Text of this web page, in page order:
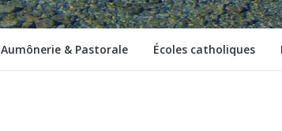
Aumônerie & Pastorale Écoles catholiques